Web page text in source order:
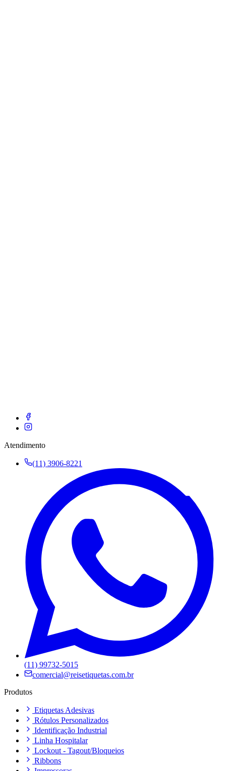
Atendimento
(11) 3906-8221
(11) 99732-5015
comercial@reisetiquetas.com.br
Produtos
Etiquetas Adesivas
Rótulos Personalizados
Identificação Industrial
Linha Hospitalar
Lockout - Tagout/Bloqueios
Ribbons